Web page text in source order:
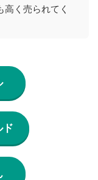
く売られてく
ド